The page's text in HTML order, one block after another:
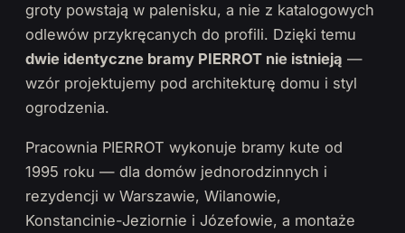
groty powstają w palenisku, a nie z katalogowych
odlewów przykręcanych do profili. Dzięki temu
dwie identyczne bramy PIERROT nie istnieją —
wzór projektujemy pod architekturę domu i styl
ogrodzenia.
Pracownia PIERROT wykonuje bramy kute od
1995 roku — dla domów jednorodzinnych i
rezydencji w Warszawie, Wilanowie,
Konstancinie-Jeziornie i Józefowie, a montaże